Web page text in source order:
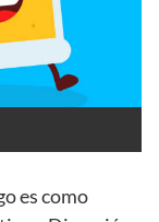
es como